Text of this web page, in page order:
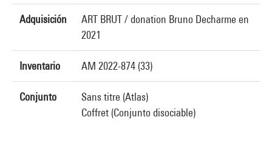
Adquisición
ART BRUT / donation Bruno Decharme en
2021
Inventario AM 2022-874 (33)
Conjunto
Sans titre (Atlas)
Coffret (Conjunto disociable)